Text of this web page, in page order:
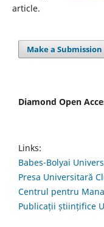
article.
Make a Submission
Diamond Open
Links:
Babes-Bolyai
Presa Universitară
Centrul pentru
Publicații științifice